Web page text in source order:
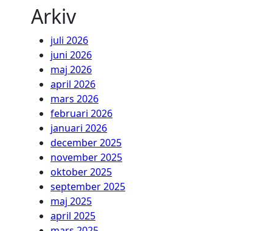
Arkiv
juli 2026
juni 2026
maj 2026
april 2026
mars 2026
februari 2026
januari 2026
december 2025
november 2025
oktober 2025
september 2025
maj 2025
april 2025